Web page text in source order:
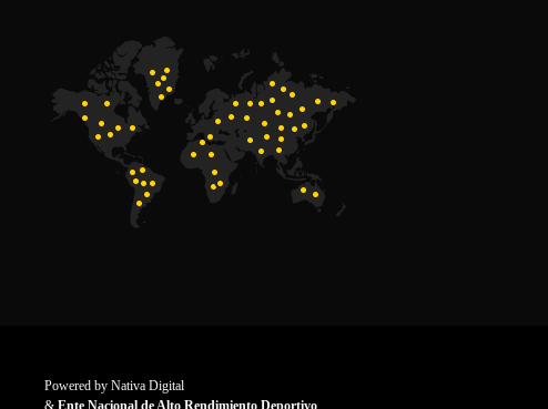
Powered by Nativa Digital
& Ente Nacional de Alto Rendimiento Deportivo